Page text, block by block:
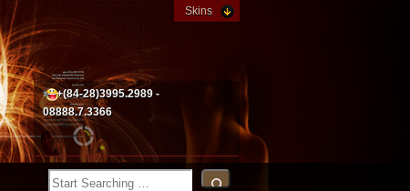
Skins
+(84-28)3995.2989 -
08888.7.3366